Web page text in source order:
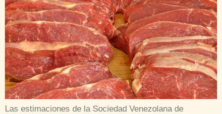
Las estimaciones de la Sociedad Venezolana de